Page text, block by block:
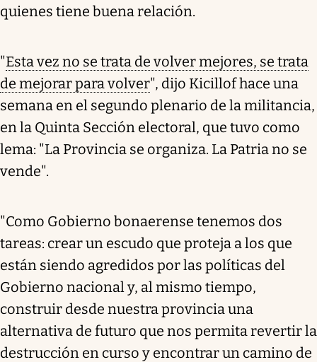
quienes tiene buena relación.
"Esta vez no se trata de volver mejores, se trata
de mejorar para volver", dijo Kicillof hace una
semana en el segundo plenario de la militancia,
en la Quinta Sección electoral, que tuvo como
lema: "La Provincia se organiza. La Patria no se
vende".
"Como Gobierno bonaerense tenemos dos
tareas: crear un escudo que proteja a los que
están siendo agredidos por las políticas del
Gobierno nacional y, al mismo tiempo,
construir desde nuestra provincia una
alternativa de futuro que nos permita revertir la
destrucción en curso y encontrar un camino de